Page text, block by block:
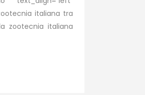
italiana tra
zootecnia italiana